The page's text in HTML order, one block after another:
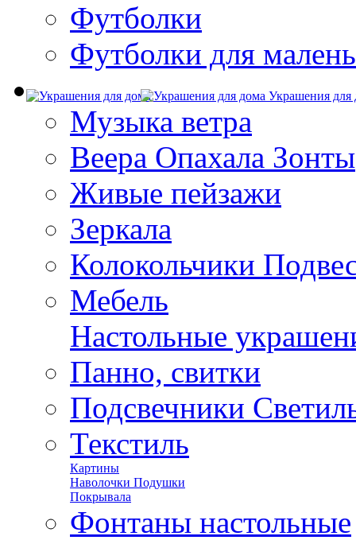
Футболки
Футболки для
Украшения для
Музыка ветра
Веера Опахала Зонты
Живые пейзажи
Зеркала
Колокольчики
Мебель
Настольные
Панно, свитки
Подсвечники
Текстиль
Картины
Наволочки Подушки
Покрывала
Фонтаны настольные